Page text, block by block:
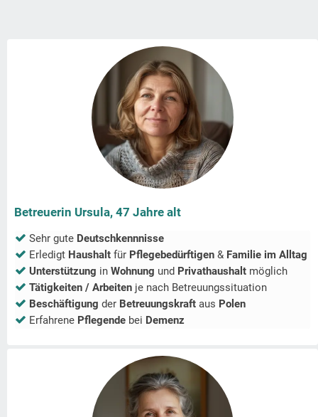
Betreuerin Ursula, 47 Jahre alt
Sehr gute Deutschkennnisse
Erledigt Haushalt für Pflegebedürftigen & Familie im Alltag
Unterstützung in Wohnung und Privathaushalt möglich
Tätigkeiten / Arbeiten je nach Betreuungssituation
Beschäftigung der Betreuungskraft aus Polen
Erfahrene Pflegende bei Demenz